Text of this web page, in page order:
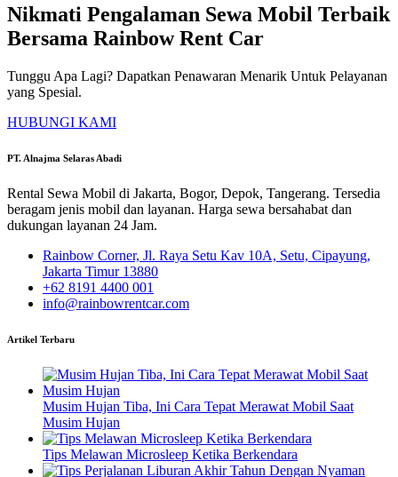
Nikmati Pengalaman Sewa Mobil Terbaik
Bersama Rainbow Rent Car
Tunggu Apa Lagi? Dapatkan Penawaran Menarik Untuk Pelayanan
yang Spesial.
HUBUNGI KAMI
PT. Alnajma Selaras Abadi
Rental Sewa Mobil di Jakarta, Bogor, Depok, Tangerang. Tersedia
beragam jenis mobil dan layanan. Harga sewa bersahabat dan
dukungan layanan 24 Jam.
Rainbow Corner, Jl. Raya Setu Kav 10A, Setu, Cipayung,
Jakarta Timur 13880
+62 8191 4400 001
info@rainbowrentcar.com
Artikel Terbaru
Musim Hujan Tiba, Ini Cara Tepat Merawat Mobil Saat
Musim Hujan
Tips Melawan Microsleep Ketika Berkendara